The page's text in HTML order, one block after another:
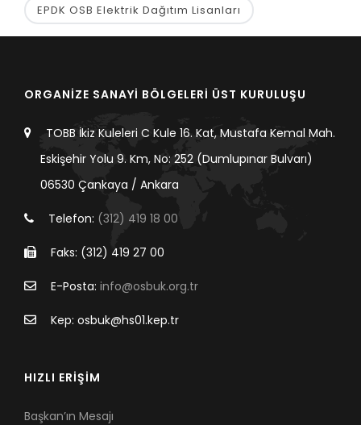
EPDK OSB Elektrik Dağıtım Lisanları
ORGANİZE SANAYİ BÖLGELERİ ÜST KURULUŞU
TOBB İkiz Kuleleri C Kule 16. Kat, Mustafa Kemal Mah.
Eskişehir Yolu 9. Km, No: 252 (Dumlupınar Bulvarı)
06530 Çankaya / Ankara
Telefon: (312) 419 18 00
Faks: (312) 419 27 00
E-Posta: info@osbuk.org.tr
Kep: osbuk@hs01.kep.tr
HIZLI ERİŞİM
Başkan’ın Mesajı